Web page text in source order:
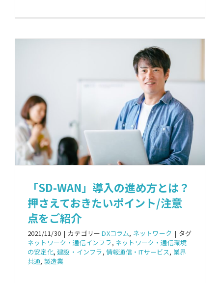
「SD-WAN」導入の進め方とは？
押さえておきたいポイント/注意
点をご紹介
2021/11/30 | カテゴリーDXコラム, ネットワーク | タグ
ネットワーク・通信インフラ, ネットワーク・通信環境
の安定化,建設・インフラ,情報通信・ITサービス, 業界
共通, 製造業